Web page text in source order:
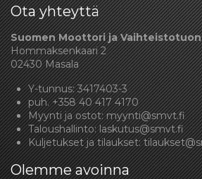
Ota yhteyttä
Suomen Moottori ja
Hommaksenkaari 2
02430 Masala
Y-tunnus: 3417403-3
puh.+358 40 417 4170
Myynti ja ostot:myynti@smvt.fi
Taloushallinto:laskutus@smvt.fi
Kuljetukset ja tilaukset:
Olemme avoinna